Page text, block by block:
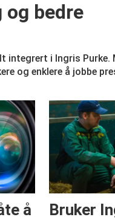
og bedre
integrert i Ingris Purke.
og enklere å jobbe
å
Bruker